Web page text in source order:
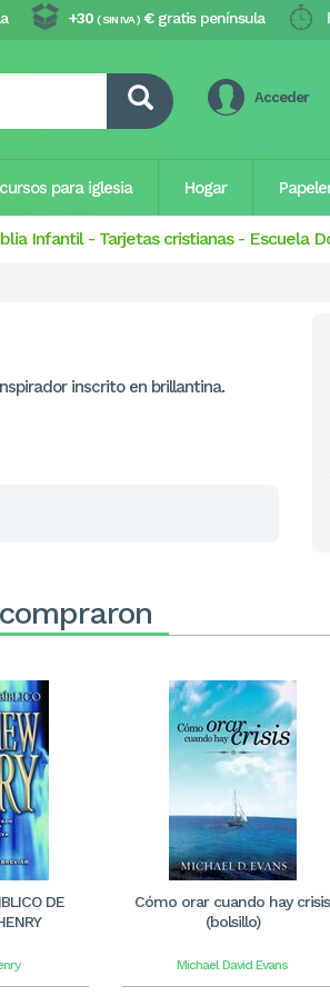
+30 ( SIN IVA ) €gratis península
Acceder
para iglesia Hogar
Infantil- Tarjetas cristianas - Escuela
inscrito en brillantina.
DE
Cómo orar cuando hay crisis
(bolsillo)
Michael David Evans